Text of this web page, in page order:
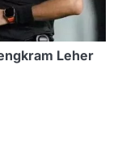
Leher